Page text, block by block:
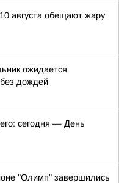
августа обещают жару
ожидается
дождей
сегодня — День
"Олимп" завершились